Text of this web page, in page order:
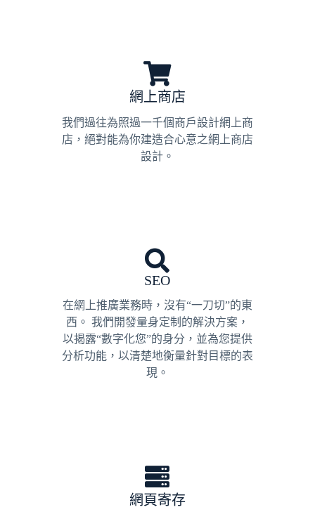
網上商店
我們過往為照過一千個商戶設計網上商
店，絕對能為你建造合心意之網上商店
設計。
SEO
在網上推廣業務時，沒有“一刀切”的東
西。 我們開發量身定制的解決方案，
以揭露“數字化您”的身分，並為您提供
分析功能，以清楚地衡量針對目標的表
現。
網頁寄存